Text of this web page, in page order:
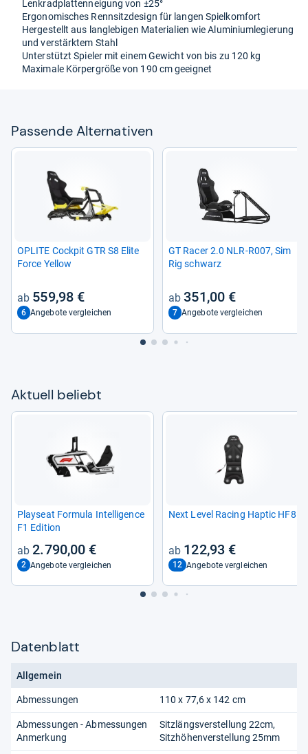
Lenk­rad­plat­ten­nei­gung von ±25°
Ergo­no­mi­sches Renn­sitz­de­sign für lan­gen Spiel­kom­fort
Her­ge­stellt aus lang­le­bi­gen Mate­ria­lien wie Alu­mi­ni­um­le­gie­rung
und ver­stärk­tem Stahl
Unter­stützt Spie­ler mit einem Gewicht von bis zu 120 kg
Maxi­male Kör­per­größe von 190 cm geeig­net
Pas­sende Alter­na­ti­ven
OPLITE Cock­pit GTR S8 Elite
Force Yel­low
559,98 €
6 Angebote vergleichen
GT Racer 2.0 NLR-​R007, Sim
Rig schwarz
351,00 €
7 Angebote vergleichen
Aktu­ell beliebt
Play­seat For­mula Intel­li­gence
F1 Edi­tion
2.790,00 €
2 Angebote vergleichen
Next Level Racing Hap­tic HF8
122,93 €
12 Angebote vergleichen
Datenblatt
Allgemein
Abmessungen 110 x 77,6 x 142 cm
Abmessungen - Abmessungen
Anmerkung
Sitzlängsverstellung 22cm,
Sitzhöhenverstellung 25mm